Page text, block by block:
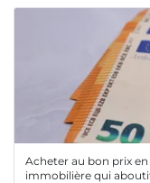
Acheter au bon prix
immobilière qui